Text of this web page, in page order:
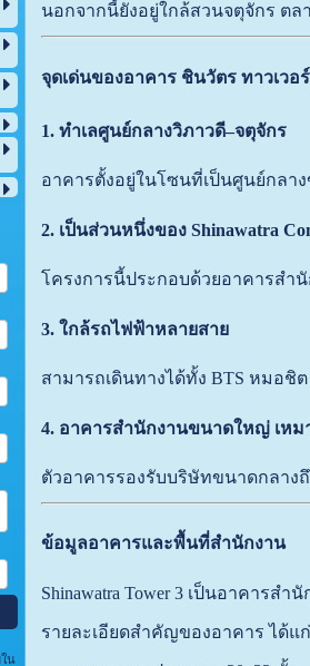
น
นอกจากนี้ยังอยู่ใกล้สวนจตุจักร ต
จุดเด่นของอาคาร ชินวัตร ทาวเวอ
1. ทำเลศูนย์กลางวิภาวดี–จตุจักร
อาคารตั้งอยู่ในโซนที่เป็นศูนย์กลา
2. เป็นส่วนหนึ่งของ Shinawatra
โครงการนี้ประกอบด้วยอาคารสำนัก
3. ใกล้รถไฟฟ้าหลายสาย
สามารถเดินทางได้ทั้ง BTS หมอชิ
4. อาคารสำนักงานขนาดใหญ่ เหม
ตัวอาคารรองรับบริษัทขนาดกลา
ข้อมูลอาคารและพื้นที่สำนักงาน
Shinawatra Tower 3 เป็นอาคาร
รายละเอียดสำคัญของอาคาร ได้แก่